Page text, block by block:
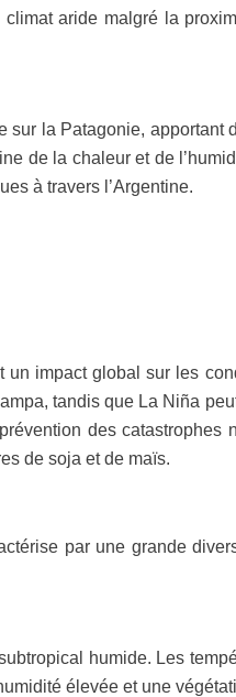
aride malgré la
la Patagonie, apportant
de la chaleur et de
à travers l’Argentine.
impact global sur les
tandis que La Niña
des catastrophes
de soja et de maïs.
par une grande
humide. Les
élevée et une